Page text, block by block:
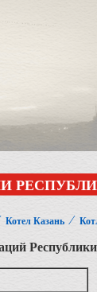
Котел Казань ⁄